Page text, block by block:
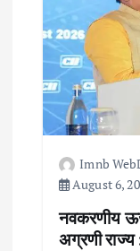
a
t
Imnb
August 6,
नवकरणीय
अग्रणी